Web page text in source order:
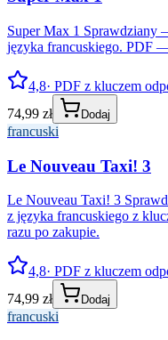
Super Max 1 Sprawdziany
języka francuskiego. PDF
4,8· PDF z kluczem
74,99 zł
Dodaj
francuski
Le Nouveau Taxi! 3
Le Nouveau Taxi! 3
z języka francuskiego z
razu po zakupie.
4,8· PDF z kluczem
74,99 zł
Dodaj
francuski